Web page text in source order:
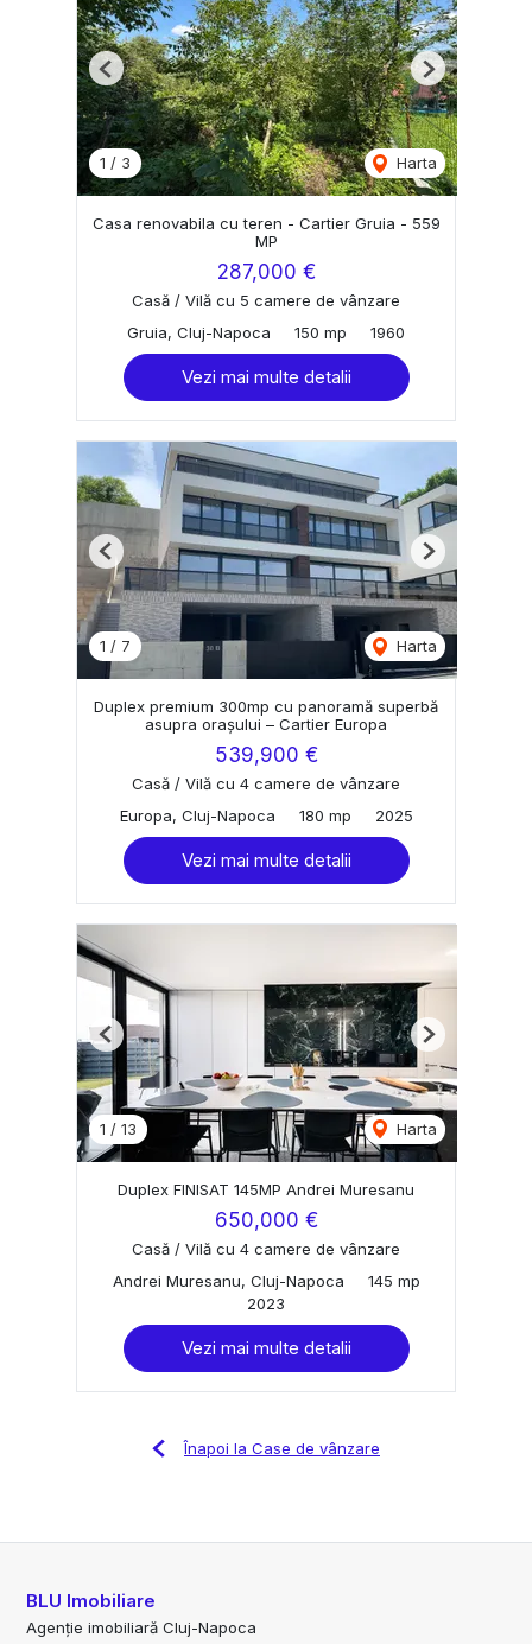
1 / 3 Harta
Previous Next
Casa renovabila cu teren - Cartier Gruia - 559
MP
287,000 €
Casă / Vilă cu 5 camere de vânzare
Gruia, Cluj-Napoca
150 mp 1960
Vezi mai multe detalii
1 / 7 Harta
Previous Next
Duplex premium 300mp cu panoramă superbă
asupra orașului – Cartier Europa
539,900 €
Casă / Vilă cu 4 camere de vânzare
Europa, Cluj-Napoca
180 mp 2025
Vezi mai multe detalii
1 / 13 Harta
Previous Next
Duplex FINISAT 145MP Andrei Muresanu
650,000 €
Casă / Vilă cu 4 camere de vânzare
Andrei Muresanu, Cluj-Napoca
145 mp
2023
Vezi mai multe detalii
Înapoi la Case de vânzare
BLU Imobiliare
Agenție imobiliară Cluj-Napoca